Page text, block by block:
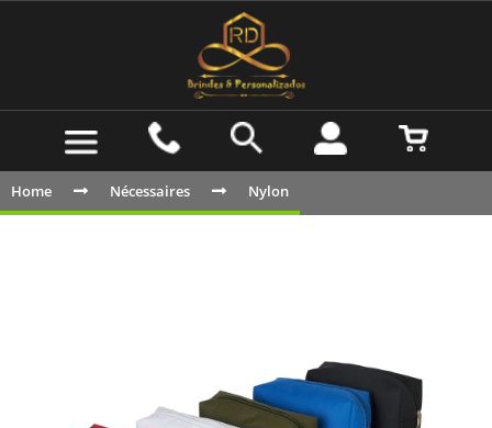
Home Nécessaires Nylon